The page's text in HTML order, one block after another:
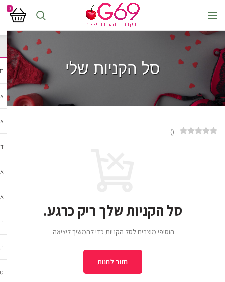
0
סל הקניות שלי
(
)
סל הקניות שלך ריק כרגע.
הוסיפי מוצרים לסל הקניות כדי להמשיך ליציאה.
חזור לחנות